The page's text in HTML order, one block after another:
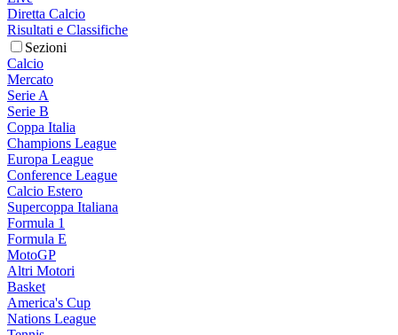
Diretta Calcio
Risultati e Classifiche
Sezioni
Calcio
Mercato
Serie A
Serie B
Coppa Italia
Champions League
Europa League
Conference League
Calcio Estero
Supercoppa Italiana
Formula 1
Formula E
MotoGP
Altri Motori
Basket
America's Cup
Nations League